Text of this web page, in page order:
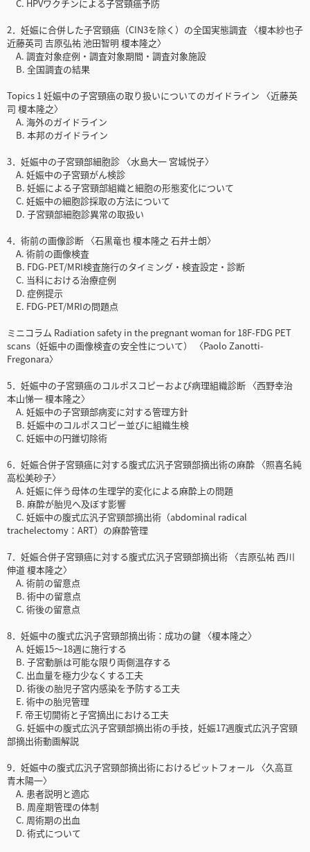
C. HPVワクチンによる子宮頸癌予防
2．妊娠に合併した子宮頸癌（CIN3を除く）の全国実態調査 〈榎本紗也子
近藤英司 吉原弘祐 池田智明 榎本隆之〉
A. 調査対象症例・調査対象期間・調査対象施設
B. 全国調査の結果
Topics 1 妊娠中の子宮頸癌の取り扱いについてのガイドライン 〈近藤英
司 榎本隆之〉
A. 海外のガイドライン
B. 本邦のガイドライン
3．妊娠中の子宮頸部細胞診 〈水島大一 宮城悦子〉
A. 妊娠中の子宮頸がん検診
B. 妊娠による子宮頸部組織と細胞の形態変化について
C. 妊娠中の細胞診採取の方法について
D. 子宮頸部細胞診異常の取扱い
4．術前の画像診断 〈石黒竜也 榎本隆之 石井士朗〉
A. 術前の画像検査
B. FDG-PET/MRI検査施行のタイミング・検査設定・診断
C. 当科における治療症例
D. 症例提示
E. FDG-PET/MRIの問題点
ミニコラム Radiation safety in the pregnant woman for 18F-FDG PET
scans（妊娠中の画像検査の安全性について） 〈Paolo Zanotti-
Fregonara〉
5．妊娠中の子宮頸癌のコルポスコピーおよび病理組織診断 〈西野幸治
本山悌一 榎本隆之〉
A. 妊娠中の子宮頸部病変に対する管理方針
B. 妊娠中のコルポスコピー並びに組織生検
C. 妊娠中の円錐切除術
6．妊娠合併子宮頸癌に対する腹式広汎子宮頸部摘出術の麻酔 〈照喜名純
高松美砂子〉
A. 妊娠に伴う母体の生理学的変化による麻酔上の問題
B. 麻酔が胎児へ及ぼす影響
C. 妊娠中の腹式広汎子宮頸部摘出術（abdominal radical
trachelectomy：ART）の麻酔管理
7．妊娠合併子宮頸癌に対する腹式広汎子宮頸部摘出術 〈吉原弘祐 西川
伸道 榎本隆之〉
A. 術前の留意点
B. 術中の留意点
C. 術後の留意点
8．妊娠中の腹式広汎子宮頸部摘出術：成功の鍵 〈榎本隆之〉
A. 妊娠15～18週に施行する
B. 子宮動脈は可能な限り両側温存する
C. 出血量を極力少なくする工夫
D. 術後の胎児子宮内感染を予防する工夫
E. 術中の胎児管理
F. 帝王切開術と子宮摘出における工夫
G. 妊娠中の腹式広汎子宮頸部摘出術の手技，妊娠17週腹式広汎子宮頸
部摘出術動画解説
9．妊娠中の腹式広汎子宮頸部摘出術におけるピットフォール 〈久高亘
青木陽一〉
A. 患者説明と適応
B. 周産期管理の体制
C. 周術期の出血
D. 術式について